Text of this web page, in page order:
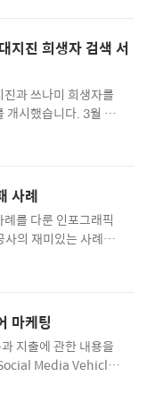
downloads/..
를 명확하게 전달하
북, 그리고 유튜브 등
게 활용해야 하는지
고, 온라인에서 기업
펴본다. 더불어, 2009
된 국내 업체들의 소
홍보, 마케팅 담당
다. 소셜 마케팅 서바
지진 희생자 검색 서
과 쓰나미 희생자를
개시했습니다. 3월 18
서비스와 연계하여
개 글을 제외하고는
다. 미군은 일본의 군
역폭 부족현상을 방
을 차단했습니다. ☞
바로가기
사례
를 다룬 인포그래픽
의 재미있는 사례가
수화물 취급 부주의
Breaks Guitar)을
영상은 1,000만회
피자 사건의 자세한
트를 참고하세요. ☞
마케팅
지출에 관한 내용을
Media Vehicle
니다. 포춘 100대 기